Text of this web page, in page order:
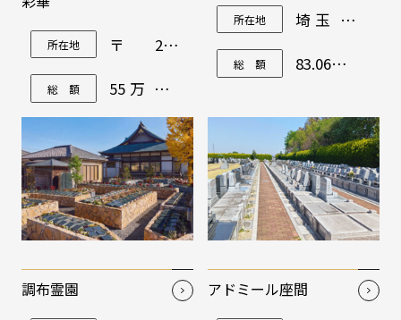
所在地 〒270-
駒木台185-
1
総 額 55万円〜
所在地 埼玉県川
越市大字
窪236-3 他
総 額 83.06万円
調布霊園 アドミール座間